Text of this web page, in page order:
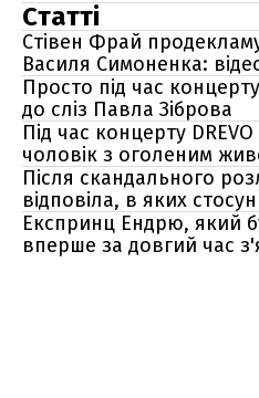
Статті
Стівен Фрай
Василя Симоненка:
Просто під час
до сліз Павла Зіброва
Під час концерту
чоловік з оголеним
Після скандального
відповіла, в яких
Експринц Ендрю, який
вперше за довгий час